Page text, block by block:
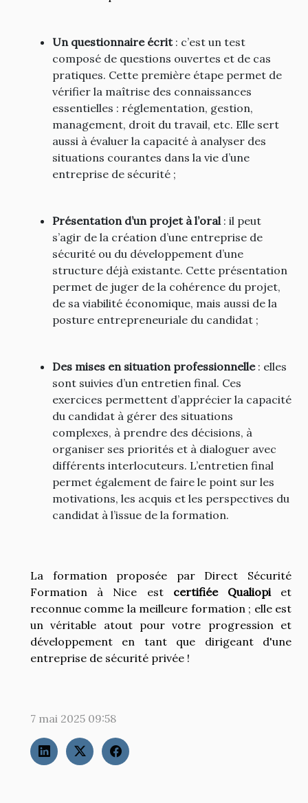
Un questionnaire écrit: c’est un test
composé de questions ouvertes et de cas
pratiques. Cette première étape permet de
vérifier la maîtrise des connaissances
essentielles : réglementation, gestion,
management, droit du travail, etc. Elle sert
aussi à évaluer la capacité à analyser des
situations courantes dans la vie d’une
entreprise de sécurité ;
Présentation d’un projet à l’oral : il peut
s’agir de la création d’une entreprise de
sécurité ou du développement d’une
structure déjà existante. Cette présentation
permet de juger de la cohérence du projet,
de sa viabilité économique, mais aussi de la
posture entrepreneuriale du candidat ;
Des mises en situation professionnelle: elles
sont suivies d’un entretien final. Ces
exercices permettent d’apprécier la capacité
du candidat à gérer des situations
complexes, à prendre des décisions, à
organiser ses priorités et à dialoguer avec
différents interlocuteurs. L’entretien final
permet également de faire le point sur les
motivations, les acquis et les perspectives du
candidat à l’issue de la formation.
La formation proposée par Direct Sécurité
Formation à Nice est certifiée Qualiopiet
reconnue comme la meilleure formation ; elle est
un véritable atout pour votre progression et
développement en tant que dirigeant d'une
entreprise de sécurité privée !
7 mai 2025 09:58